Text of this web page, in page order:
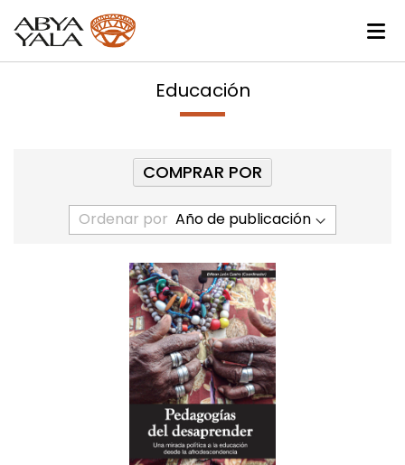
Educación
Ordenar por
COMPRAR POR